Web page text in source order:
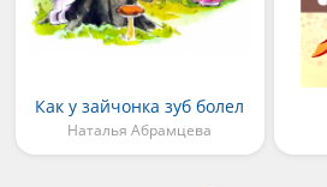
Как у зайчонка зуб болел
Наталья Абрамцева